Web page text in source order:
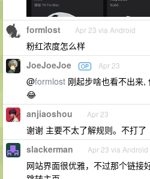
formlost Apr 23 via Android
粉红浓度怎么样
JoeJoeJoe OP Apr 23
@formlost 刚起步啥也看不出来,
😂
anjiaoshou Apr 23
谢谢 主要不太了解规则。不打了
slackerman Apr 23 via Android
网站界面很优雅，不过那个链接